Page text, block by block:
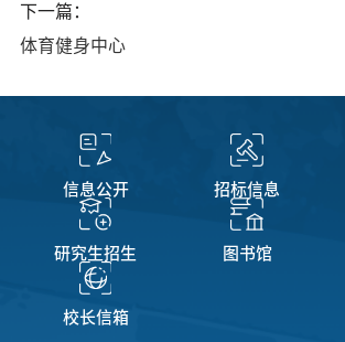
下一篇：
体育健身中心
信息公开 招标信息
研究生招生 图书馆
校长信箱